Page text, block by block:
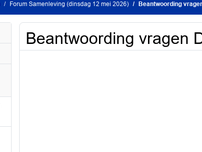
Forum Samenleving (dinsdag 12 mei 2026) Beantwoording
Beantwoording vragen